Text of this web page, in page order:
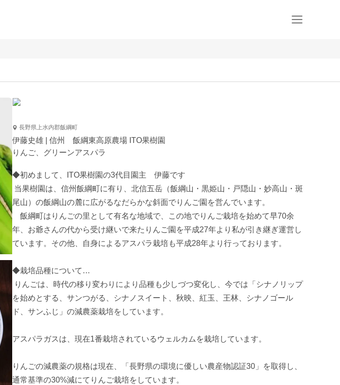
長野県上水内郡飯綱町
伊藤史雄 | 信州 飯綱東高原農場 ITO果樹園
りんご、グリーンアスパラ
◆初めまして、ITO果樹園の3代目園主　伊藤です
尾山）の飯綱山の麓に広がるなだらかな斜面でりんご園を営んでいます。
飯綱町はりんごの里として有名な地域で、この地でりんご栽培を始めて早70余
年、お爺さんの代から受け継いで来たりんご園を平成27年より私が引き継ぎ運営し
ています。その他、自身によるアスパラ栽培も平成28年より行っております。
◆栽培品種について…
を始めとする、サンつがる、シナノスイート、秋映、紅玉、王林、シナノゴール
ド、サンふじ」の減農薬栽培をしています。
アスパラガスは、現在1番栽培されているウェルカムを栽培しています。
りんごの減農薬の規格は現在、「長野県の環境に優しい農産物認証30」を取得し、
通常基準の30%減にてりんご栽培をしています。